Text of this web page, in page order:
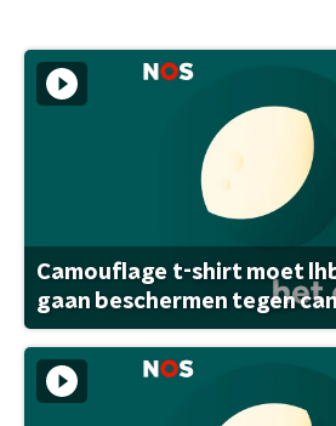
Camouflage t-shirt moet
gaan beschermen tegen